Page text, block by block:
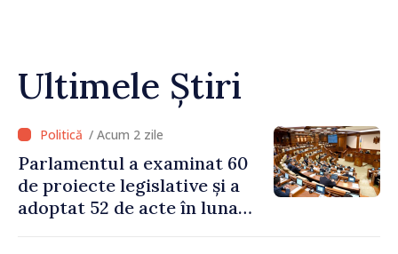
Ultimele Știri
/ Acum 2 zile
Parlamentul a examinat 60
de proiecte legislative și a
adoptat 52 de acte în luna